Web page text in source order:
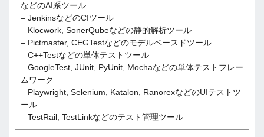
などのAI系ツール
– JenkinsなどのCIツール
– Klocwork, SonerQubeなどの静的解析ツール
– Pictmaster, CEGTestなどのモデルベースドツール
– C++Testなどの単体テストツール
– GoogleTest, JUnit, PyUnit, Mochaなどの単体テストフレー
ムワーク
– Playwright, Selenium, Katalon, RanorexなどのUIテストツ
ール
– TestRail, TestLinkなどのテスト管理ツール